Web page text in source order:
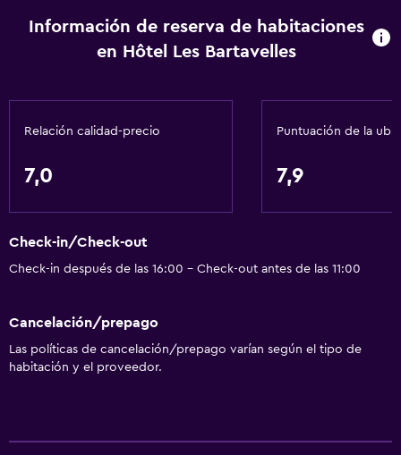
Información de reserva de habitaciones
en Hôtel Les Bartavelles
Relación calidad-precio
7,0
Puntuación de la
7,9
Check-in/Check-out
Check-in después de las 16:00 - Check-out antes de las 11:00
Cancelación/prepago
Las políticas de cancelación/prepago varían según el tipo de
habitación y el proveedor.